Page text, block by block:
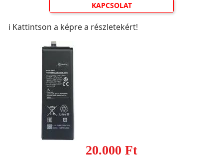
KAPCSOLAT
ℹ️ Kattintson a képre a részletekért!
20.000 Ft